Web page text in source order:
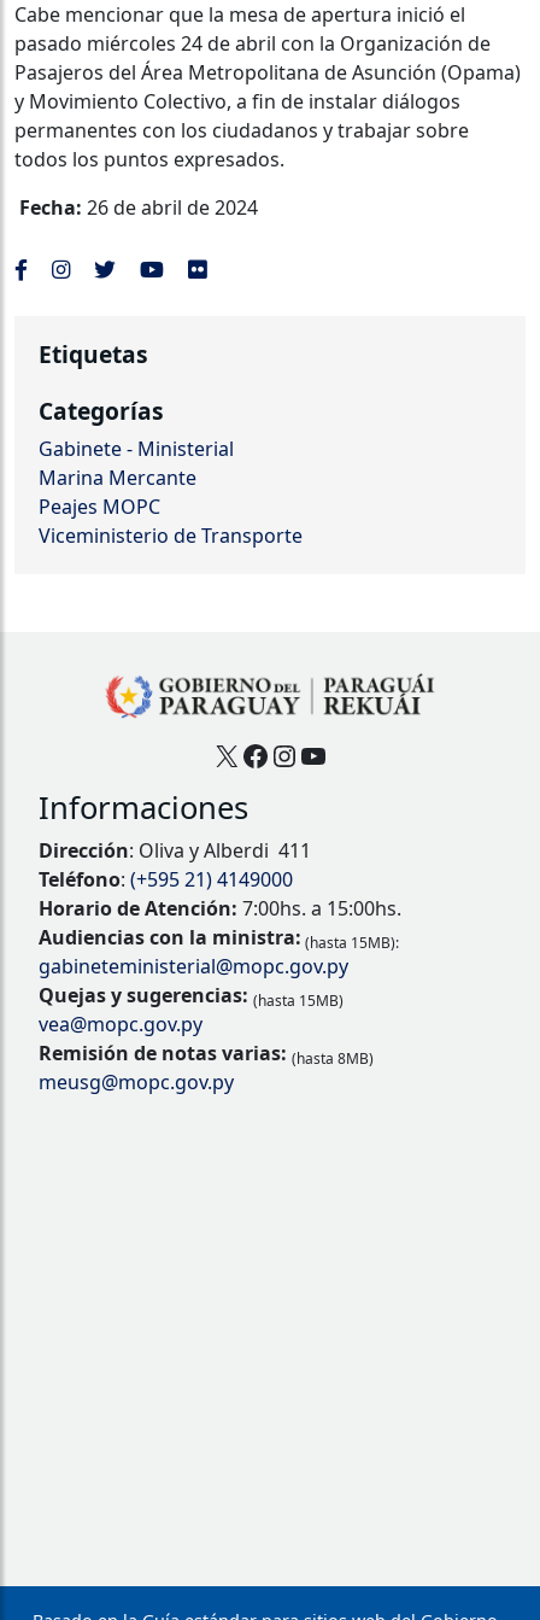
Cabe mencionar que la mesa de apertura inició el
pasado miércoles 24 de abril con la Organización de
Pasajeros del Área Metropolitana de Asunción (Opama)
y Movimiento Colectivo, a fin de instalar diálogos
permanentes con los ciudadanos y trabajar sobre
todos los puntos expresados.
Fecha: 26 de abril de 2024
Etiquetas
Categorías
Gabinete - Ministerial
Marina Mercante
Peajes MOPC
Viceministerio de Transporte
X Facebook
Instagram
YouTube
Informaciones
Dirección: Oliva y Alberdi 411
Teléfono: (+595 21) 4149000
Horario de Atención: 7:00hs. a 15:00hs.
Audiencias con la ministra: (hasta 15MB):
gabineteministerial@mopc.gov.py
Quejas y sugerencias: (hasta 15MB)
vea@mopc.gov.py
Remisión de notas varias: (hasta 8MB)
meusg@mopc.gov.py